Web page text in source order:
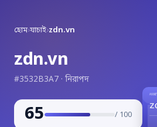
হোম›যাচাই›zdn.vn
zdn.vn
#3532B3A7 · নিরাপদ
65 / 100